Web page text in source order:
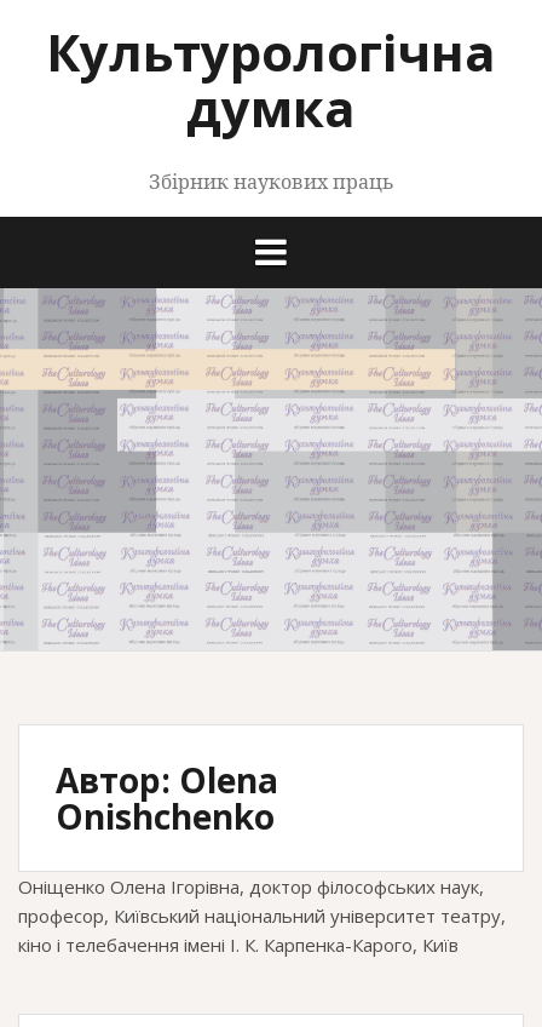
контентуКультурологічна
думка
Збірник наукових праць
Автор: Olena
Onishchenko
Оніщенко Олена Ігорівна, доктор філософських наук,
професор, Київський національний університет театру,
кіно і телебачення імені І. К. Карпенка-Карого, Київ